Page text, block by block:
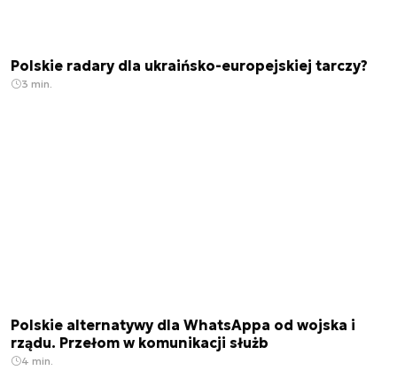
Polskie radary dla ukraińsko-europejskiej tarczy?
3 min.
Polskie alternatywy dla WhatsAppa od wojska i
rządu. Przełom w komunikacji służb
4 min.